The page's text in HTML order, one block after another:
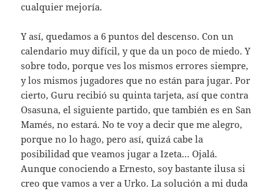
cualquier mejoría.
Y así, quedamos a 6 puntos del descenso. Con un
calendario muy difícil, y que da un poco de miedo. Y
sobre todo, porque ves los mismos errores siempre,
y los mismos jugadores que no están para jugar. Por
cierto, Guru recibió su quinta tarjeta, así que contra
Osasuna, el siguiente partido, que también es en San
Mamés, no estará. No te voy a decir que me alegro,
porque no lo hago, pero así, quizá cabe la
posibilidad que veamos jugar a Izeta… Ojalá.
Aunque conociendo a Ernesto, soy bastante ilusa si
creo que vamos a ver a Urko. La solución a mi duda